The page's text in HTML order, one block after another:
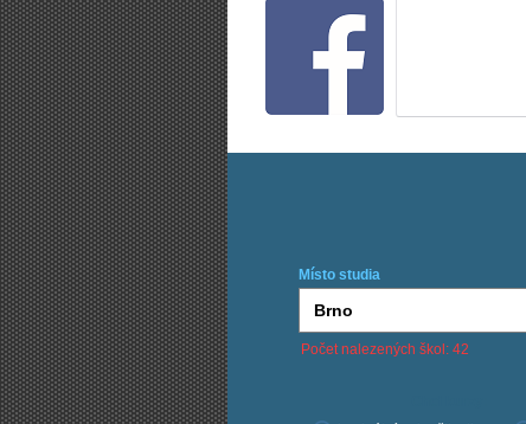
Místo studia
Počet nalezených škol: 42